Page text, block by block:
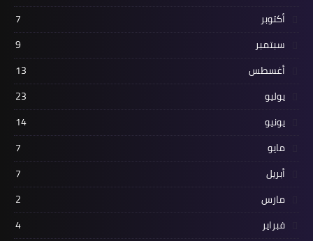
أكتوبر
7
سبتمبر
9
أغسطس
13
يوليو
23
يونيو
14
مايو
7
أبريل
7
مارس
2
فبراير
4